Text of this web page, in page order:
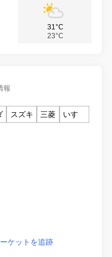
31°C
23°C
報
スズキ 三菱
いすゞ
ケットを追跡